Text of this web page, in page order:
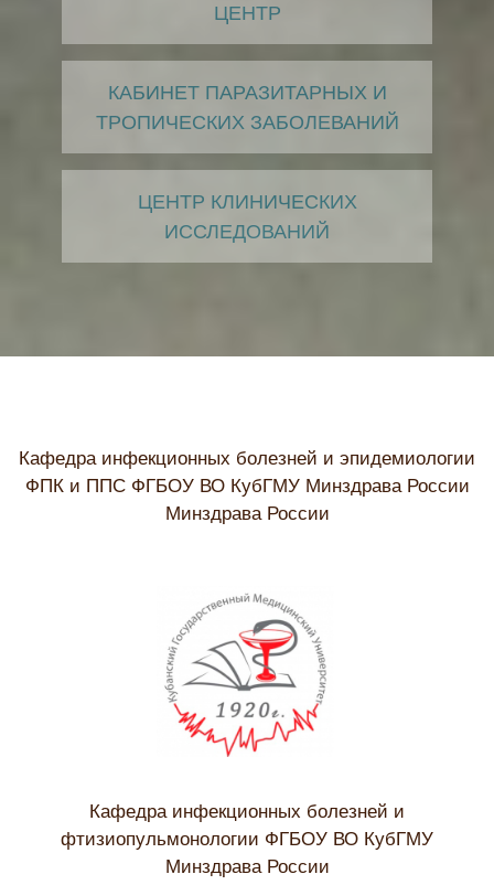
ЦЕНТР
КАБИНЕТ ПАРАЗИТАРНЫХ И
ТРОПИЧЕСКИХ ЗАБОЛЕВАНИЙ
ЦЕНТР КЛИНИЧЕСКИХ
ИССЛЕДОВАНИЙ
Кафедра инфекционных болезней и эпидемиологии
ФПК и ППС ФГБОУ ВО КубГМУ Минздрава России
Минздрава России
Кафедра инфекционных болезней и
фтизиопульмонологии ФГБОУ ВО КубГМУ
Минздрава России